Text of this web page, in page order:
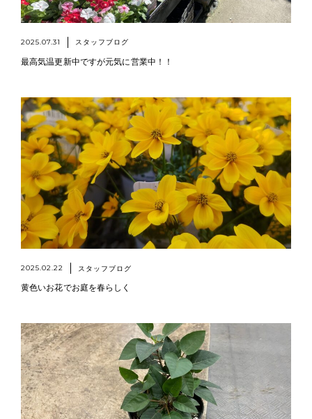
2025.07.31 スタッフブログ
最高気温更新中ですが元気に営業中！！
2025.02.22 スタッフブログ
黄色いお花でお庭を春らしく